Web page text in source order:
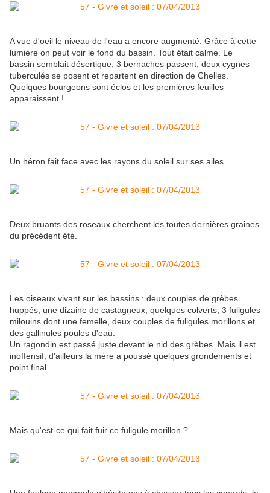
A vue d'oeil le niveau de l'eau a encore augmenté. Grâce à cette
lumière on peut voir le fond du bassin. Tout était calme. Le
bassin semblait désertique, 3 bernaches passent, deux cygnes
tuberculés se posent et repartent en direction de Chelles.
Quelques bourgeons sont éclos et les premières feuilles
apparaissent !
Un héron fait face avec les rayons du soleil sur ses ailes.
Deux bruants des roseaux cherchent les toutes dernières graines
du précédent été.
Les oiseaux vivant sur les bassins : deux couples de grèbes
huppés, une dizaine de castagneux, quelques colverts, 3 fuligules
milouins dont une femelle, deux couples de fuligules morillons et
des gallinules poules d'eau.
Un ragondin est passé juste devant le nid des grèbes. Mais il est
inoffensif, d'ailleurs la mère a poussé quelques grondements et
point final.
Mais qu'est-ce qui fait fuir ce fuligule morillon ?